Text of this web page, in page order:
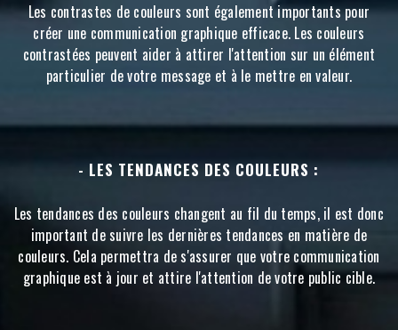
Les contrastes de couleurs sont également importants pour
créer une communication graphique efficace. Les couleurs
contrastées peuvent aider à attirer l'attention sur un élément
particulier de votre message et à le mettre en valeur.
- LES TENDANCES DES COULEURS :
Les tendances des couleurs changent au fil du temps, il est donc
important de suivre les dernières tendances en matière de
couleurs. Cela permettra de s'assurer que votre communication
graphique est à jour et attire l'attention de votre public cible.